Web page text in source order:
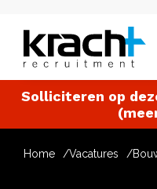
Solliciteren op
Home Vacatures